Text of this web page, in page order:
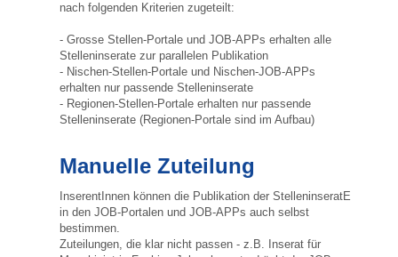
nach folgenden Kriterien zugeteilt:
- Grosse Stellen-Portale und JOB-APPs erhalten alle
Stelleninserate zur parallelen Publikation
- Nischen-Stellen-Portale und Nischen-JOB-APPs
erhalten nur passende Stelleninserate
- Regionen-Stellen-Portale erhalten nur passende
Stelleninserate (Regionen-Portale sind im Aufbau)
Manuelle Zuteilung
InserentInnen können die Publikation der StelleninseratE
in den JOB-Portalen und JOB-APPs auch selbst
bestimmen.
Zuteilungen, die klar nicht passen - z.B. Inserat für